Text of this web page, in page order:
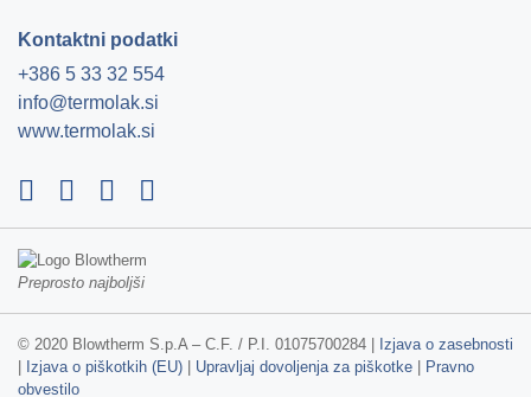
Kontaktni podatki
+386 5 33 32 554
info@termolak.si
www.termolak.si
Preprosto najboljši
© 2020 Blowtherm S.p.A – C.F. / P.I. 01075700284 |
Izjava o zasebnosti
Izjava o piškotkih (EU) Upravljaj dovoljenja za piškotke
Pravno
obvestilo